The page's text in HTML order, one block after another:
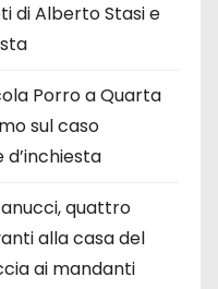
di Alberto Stasi e
Porro a Quarta
sul caso
quattro
alla casa del
ai mandanti